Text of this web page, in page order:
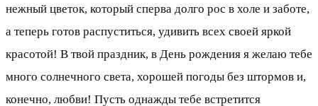
нежный цветок, который сперва долго рос в холе и заботе,
а теперь готов распуститься, удивить всех своей яркой
красотой! В твой праздник, в День рождения я желаю тебе
много солнечного света, хорошей погоды без штормов и,
конечно, любви! Пусть однажды тебе встретится